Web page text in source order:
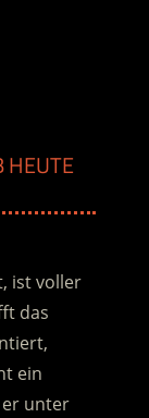
HEUTE
ist voller
das
ein
er unter